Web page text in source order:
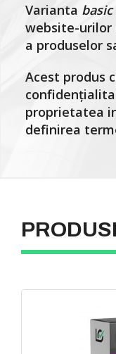
Varianta basic
website-urilor
a produselor
Acest produs
proprietatea
definirea